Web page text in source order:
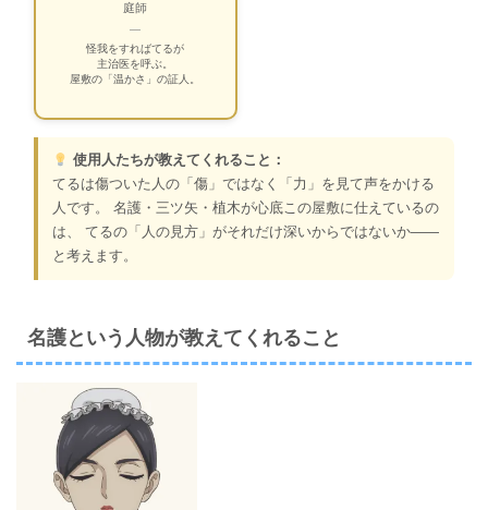
庭師
—
怪我をすればてるが
主治医を呼ぶ。
屋敷の「温かさ」の証人。
使用人たちが教えてくれること：
てるは傷ついた人の「傷」ではなく「力」を見て声をかける
人です。 名護・三ツ矢・植木が心底この屋敷に仕えているの
は、 てるの「人の見方」がそれだけ深いからではないか――
と考えます。
名護という人物が教えてくれること